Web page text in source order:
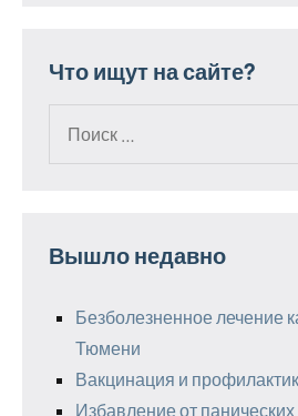
Что ищут на сайте?
Вышло недавно
Безболезненное лечение
Тюмени
Вакцинация и
Избавление от панических